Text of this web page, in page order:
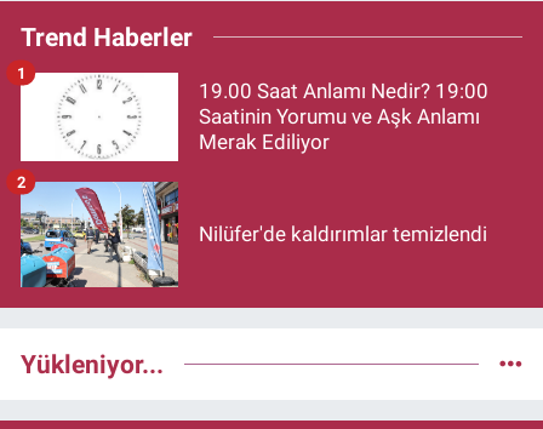
Trend Haberler
19.00 Saat Anlamı Nedir? 19:00
Saatinin Yorumu ve Aşk Anlamı
Merak Ediliyor
1
Nilüfer'de kaldırımlar temizlendi
2
Yükleniyor...